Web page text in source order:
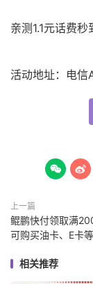
亲测1.1元话费秒
活动地址：电信
 
上一篇
鲲鹏快付领取满
可购买油卡、E卡等
相关推荐